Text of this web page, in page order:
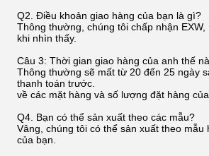
Q2. Điều khoản giao hàng của bạn là gì?
Thông thường, chúng tôi chấp nhận EXW,
khi nhìn thấy.
Câu 3: Thời gian giao hàng của anh thế
Thông thường sẽ mất từ 20 đến 25 ngày
thanh toán trước.
về các mặt hàng và số lượng đặt hàng của
Q4. Bạn có thể sản xuất theo các mẫu?
Vâng, chúng tôi có thể sản xuất theo mẫu
của bạn.